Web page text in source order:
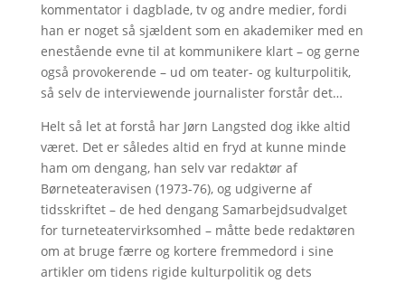
kommentator i dagblade, tv og andre medier, fordi
han er noget så sjældent som en akademiker med en
enestående evne til at kommunikere klart – og gerne
også provokerende – ud om teater- og kulturpolitik,
så selv de interviewende journalister forstår det…
Helt så let at forstå har Jørn Langsted dog ikke altid
været. Det er således altid en fryd at kunne minde
ham om dengang, han selv var redaktør af
Børneteateravisen (1973-76), og udgiverne af
tidsskriftet – de hed dengang Samarbejdsudvalget
for turneteatervirksomhed – måtte bede redaktøren
om at bruge færre og kortere fremmedord i sine
artikler om tidens rigide kulturpolitik og dets